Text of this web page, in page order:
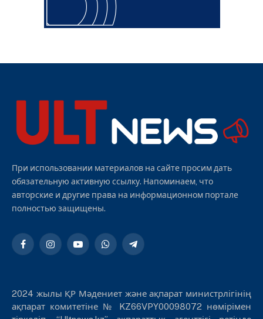
При использовании материалов на сайте просим дать
обязательную активную ссылку. Напоминаем, что
авторские и другие права на информационном портале
полностью защищены.
FacebookInstagramYouTubeWhatsAppTelegram
2024 жылы ҚР Мәдениет және ақпарат министрлігінің
ақпарат комитетіне № KZ66VPY00098072 нөмірімен